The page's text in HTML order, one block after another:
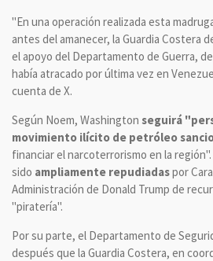
"En una operación realizada esta
antes del amanecer, la Guardia Costera
el apoyo del Departamento de Guerra,
había atracado por última vez en
cuenta de X.
Según Noem, Washington seguirá
movimiento ilícito de petróleo
financiar el narcoterrorismo en la
sido ampliamente repudiadaspor
Administración de Donald Trump de
"piratería".
Por su parte, el Departamento de
después que la Guardia Costera, en